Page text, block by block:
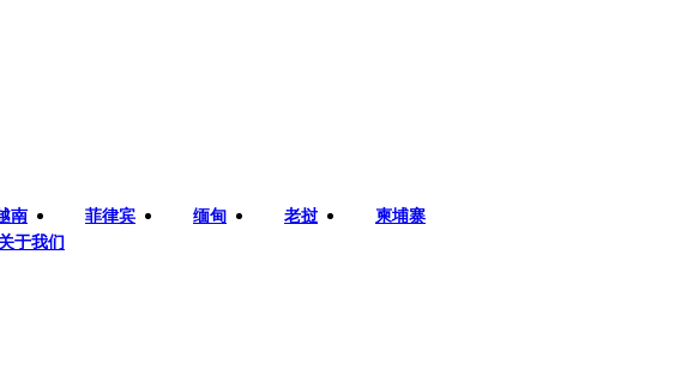
南 菲律宾 缅甸 老挝
柬埔寨
关于我们